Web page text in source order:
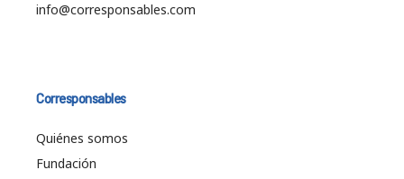
info@corresponsables.com
Corresponsables
Quiénes somos
Fundación